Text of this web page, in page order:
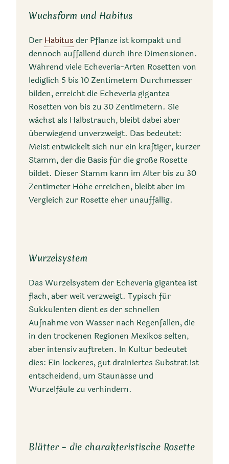
einem unverzweigten
Stamm, der von einer großen
Rosetteaus hellgrünen,
leicht graublauen Blättern
mit hellroten Rändern
gekrönt ist. Sie wächst bis zu
50 cm hoch. Die Blätter sind
löffelförmig mit einer leicht
welligen Spitze, bis zu 25 cm
lang und bis zu 15 cm breit.
Die älteren Blätter werden
purpur bis rosa. Die Blüten
sind rosa, bis zu 1.5 cm lang,
und erscheinen in Büscheln
auf aufrechten, bis zu 2 m
Trivialnamen
Giant Hens and Chicks
Wuchsform und Habitus
Der Habitus der Pflanze ist kompakt und
dennoch auffallend durch ihre Dimensionen.
Während viele Echeveria-Arten Rosetten von
lediglich 5 bis 10 Zentimetern Durchmesser
bilden, erreicht die Echeveria gigantea
Rosetten von bis zu 30 Zentimetern. Sie
wächst als Halbstrauch, bleibt dabei aber
überwiegend unverzweigt. Das bedeutet:
Meist entwickelt sich nur ein kräftiger, kurzer
Stamm, der die Basis für die große Rosette
bildet. Dieser Stamm kann im Alter bis zu 30
Zentimeter Höhe erreichen, bleibt aber im
Vergleich zur Rosette eher unauffällig.
Wurzelsystem
Das Wurzelsystem der Echeveria gigantea ist
flach, aber weit verzweigt. Typisch für
Sukkulenten dient es der schnellen
Aufnahme von Wasser nach Regenfällen, die
in den trockenen Regionen Mexikos selten,
aber intensiv auftreten. In Kultur bedeutet
dies: Ein lockeres, gut drainiertes Substrat ist
entscheidend, um Staunässe und
Wurzelfäule zu verhindern.
Blätter – die charakteristische Rosette